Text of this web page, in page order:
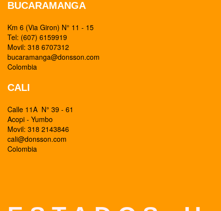
BUCARAMANGA
Km 6 (Via Giron) N° 11 - 15
Tel: (607) 6159919
Movil: 318 6707312
bucaramanga@donsson.com
Colombia
CALI
Calle 11A N° 39 - 61
Acopi - Yumbo
Movil: 318 2143846
cali@donsson.com
Colombia